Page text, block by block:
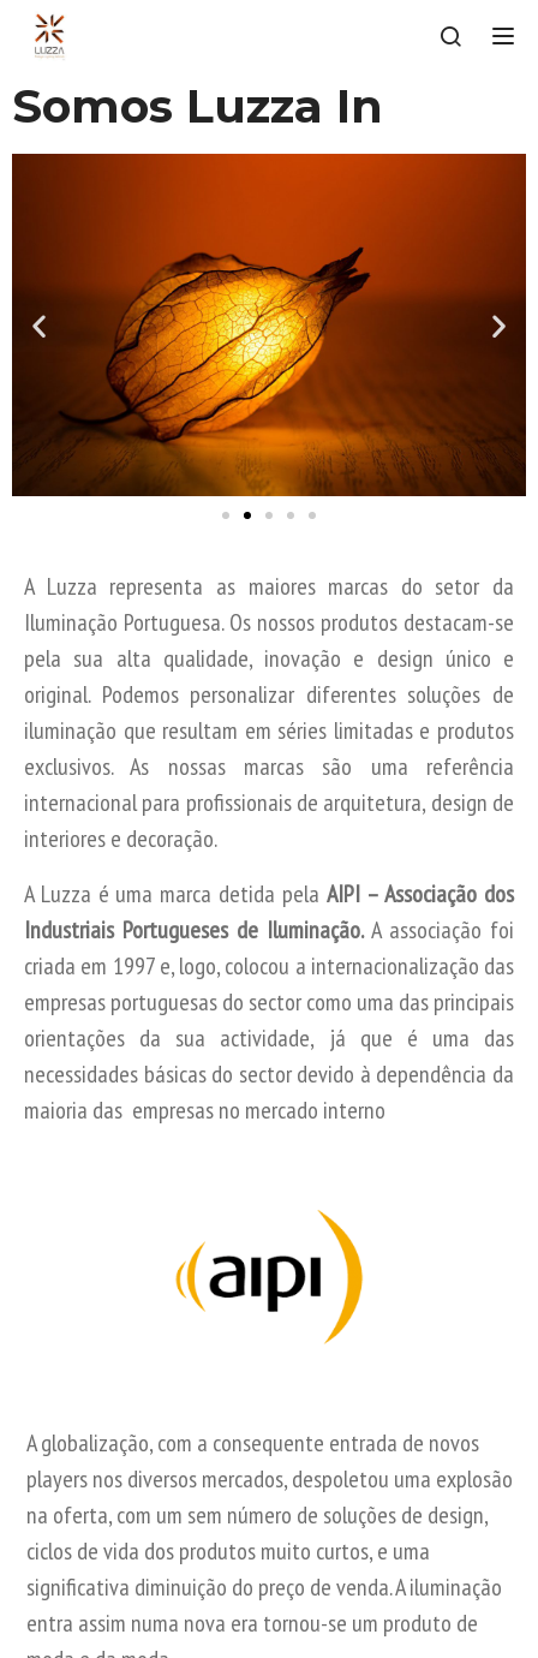
Somos Luzza In
A Luzza representa as maiores marcas do setor da
Iluminação Portuguesa. Os nossos produtos destacam-se
pela sua alta qualidade, inovação e design único e
original. Podemos personalizar diferentes soluções de
iluminação que resultam em séries limitadas e produtos
exclusivos. As nossas marcas são uma referência
internacional para profissionais de arquitetura, design de
interiores e decoração.
A Luzza é uma marca detida pela AIPI – Associação dos
Industriais Portugueses de Iluminação.A associação foi
criada em 1997 e, logo, colocou a internacionalização das
empresas portuguesas do sector como uma das principais
orientações da sua actividade, já que é uma das
necessidades básicas do sector devido à dependência da
maioria das empresas no mercado interno
A globalização, com a consequente entrada de novos
players nos diversos mercados, despoletou uma explosão
na oferta, com um sem número de soluções de design,
ciclos de vida dos produtos muito curtos, e uma
significativa diminuição do preço de venda. A iluminação
entra assim numa nova era tornou-se um produto de